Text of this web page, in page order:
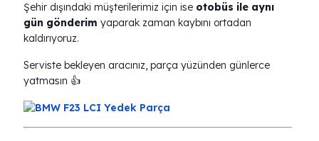
Şehir dışındaki müşterilerimiz için ise otobüs ile aynı
gün gönderim yaparak zaman kaybını ortadan
kaldırıyoruz.
Serviste bekleyen aracınız, parça yüzünden günlerce
yatmasın 👍